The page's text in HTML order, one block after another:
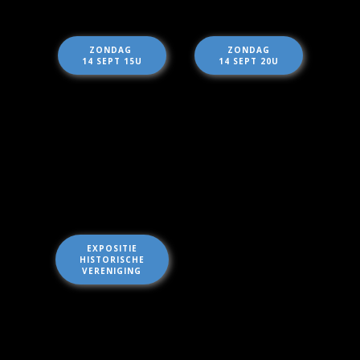
ZONDAG
14 SEPT 15U
ZONDAG
14 SEPT 20U
EXPOSITIE
HISTORISCHE
VERENIGING